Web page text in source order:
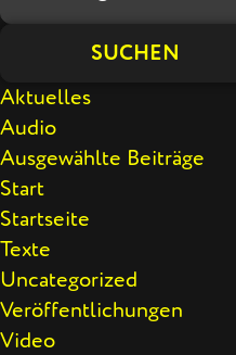
SUCHEN
Aktuelles
Audio
Ausgewählte Beiträge
Start
Startseite
Texte
Uncategorized
Veröffentlichungen
Video